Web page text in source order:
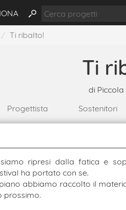
Ti ribalto!
Ti
di
Progettista Sostenitori
ripresi dalla fatica e
ha portato con se.
abbiamo raccolto il
prossimo.